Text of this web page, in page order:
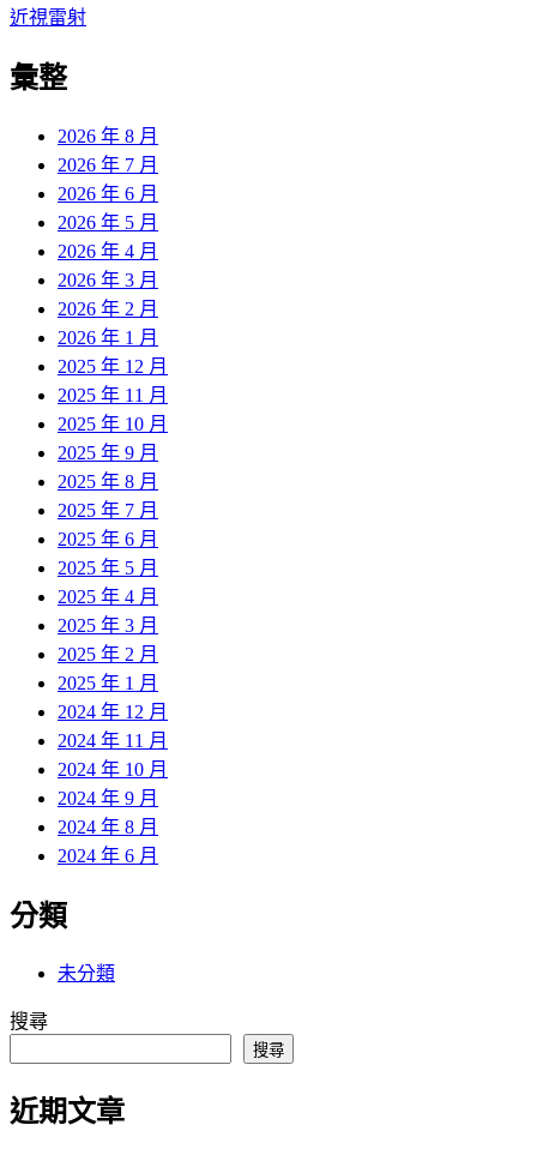
導
覽
近視雷射
彙整
2026 年 8 月
2026 年 7 月
2026 年 6 月
2026 年 5 月
2026 年 4 月
2026 年 3 月
2026 年 2 月
2026 年 1 月
2025 年 12 月
2025 年 11 月
2025 年 10 月
2025 年 9 月
2025 年 8 月
2025 年 7 月
2025 年 6 月
2025 年 5 月
2025 年 4 月
2025 年 3 月
2025 年 2 月
2025 年 1 月
2024 年 12 月
2024 年 11 月
2024 年 10 月
2024 年 9 月
2024 年 8 月
2024 年 6 月
分類
未分類
搜尋
搜尋
近期文章